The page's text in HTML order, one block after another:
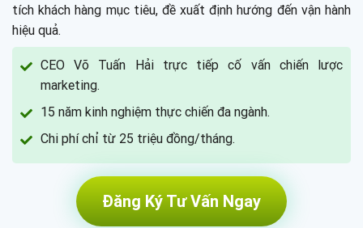
tích khách hàng mục tiêu, đề xuất định hướng đến vận hành
hiệu quả.
CEO Võ Tuấn Hải trực tiếp cố vấn chiến lược
marketing.
15 năm kinh nghiệm thực chiến đa ngành.
Chi phí chỉ từ 25 triệu đồng/tháng.
Đăng Ký Tư Vấn Ngay